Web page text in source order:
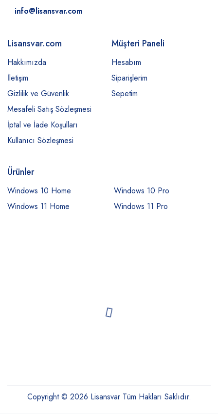
info@lisansvar.com
Lisansvar.com
Hakkımızda
İletişim
Gizlilik ve Güvenlik
Mesafeli Satış Sözleşmesi
İptal ve İade Koşulları
Kullanıcı Sözleşmesi
Müşteri Paneli
Hesabım
Siparişlerim
Sepetim
Ürünler
Windows 10 Home
Windows 10 Pro
Windows 11 Home
Windows 11 Pro
Copyright © 2026 Lisansvar Tüm Hakları Saklıdır.